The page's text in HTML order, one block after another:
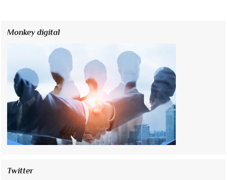
Monkey digital
Twitter